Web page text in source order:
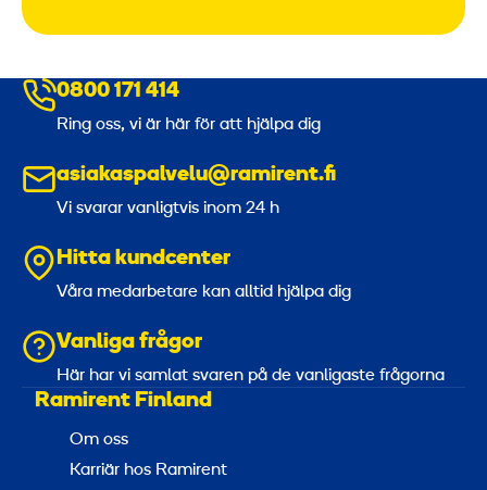
0800 171 414
Ring oss, vi är här för att hjälpa dig
asiakaspalvelu@ramirent.fi
Vi svarar vanligtvis inom 24 h
Hitta kundcenter
Våra medarbetare kan alltid hjälpa dig
Vanliga frågor
Här har vi samlat svaren på de vanligaste frågorna
Ramirent Finland
Om oss
Karriär hos Ramirent